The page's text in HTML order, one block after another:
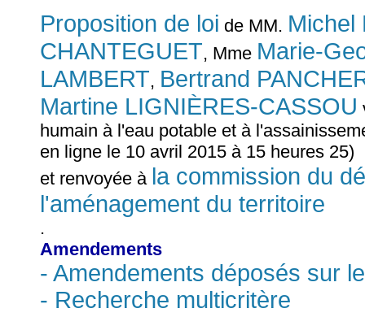
Proposition de loi de MM. Michel
CHANTEGUET, Mme Marie-
LAMBERT, Bertrand
Martine LIGNIÈRES-CASSOU
humain à l'eau potable et à
en ligne le 10 avril 2015 à 15 heures 25)
et renvoyée à la commission du
l'aménagement du territoire
.
Amendements
- Amendements déposés sur
- Recherche multicritère